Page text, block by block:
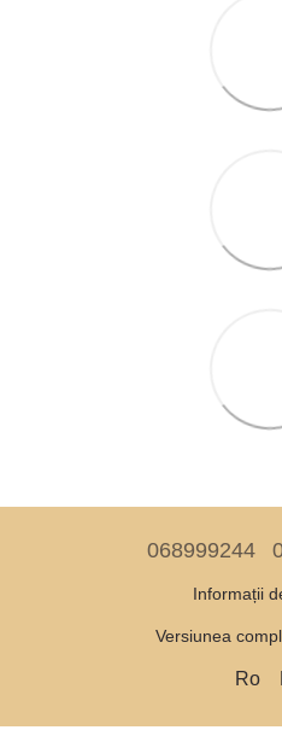
068999244
Informații
Versiunea
Ro